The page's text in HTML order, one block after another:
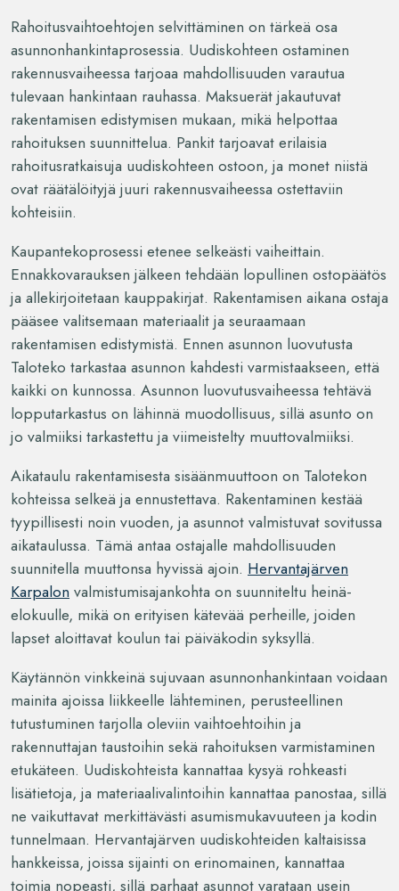
Rahoitusvaihtoehtojen selvittäminen on tärkeä osa
asunnonhankintaprosessia. Uudiskohteen ostaminen
rakennusvaiheessa tarjoaa mahdollisuuden varautua
tulevaan hankintaan rauhassa. Maksuerät jakautuvat
rakentamisen edistymisen mukaan, mikä helpottaa
rahoituksen suunnittelua. Pankit tarjoavat erilaisia
rahoitusratkaisuja uudiskohteen ostoon, ja monet niistä
ovat räätälöityjä juuri rakennusvaiheessa ostettaviin
kohteisiin.
Kaupantekoprosessi etenee selkeästi vaiheittain.
Ennakkovarauksen jälkeen tehdään lopullinen ostopäätös
ja allekirjoitetaan kauppakirjat. Rakentamisen aikana ostaja
pääsee valitsemaan materiaalit ja seuraamaan
rakentamisen edistymistä. Ennen asunnon luovutusta
Taloteko tarkastaa asunnon kahdesti varmistaakseen, että
kaikki on kunnossa. Asunnon luovutusvaiheessa tehtävä
lopputarkastus on lähinnä muodollisuus, sillä asunto on
jo valmiiksi tarkastettu ja viimeistelty muuttovalmiiksi.
Aikataulu rakentamisesta sisäänmuuttoon on Talotekon
kohteissa selkeä ja ennustettava. Rakentaminen kestää
tyypillisesti noin vuoden, ja asunnot valmistuvat sovitussa
aikataulussa. Tämä antaa ostajalle mahdollisuuden
suunnitella muuttonsa hyvissä ajoin. Hervantajärven
Karpalonvalmistumisajankohta on suunniteltu heinä-
elokuulle, mikä on erityisen kätevää perheille, joiden
lapset aloittavat koulun tai päiväkodin syksyllä.
Käytännön vinkkeinä sujuvaan asunnonhankintaan voidaan
mainita ajoissa liikkeelle lähteminen, perusteellinen
tutustuminen tarjolla oleviin vaihtoehtoihin ja
rakennuttajan taustoihin sekä rahoituksen varmistaminen
etukäteen. Uudiskohteista kannattaa kysyä rohkeasti
lisätietoja, ja materiaalivalintoihin kannattaa panostaa, sillä
ne vaikuttavat merkittävästi asumismukavuuteen ja kodin
tunnelmaan. Hervantajärven uudiskohteiden kaltaisissa
hankkeissa, joissa sijainti on erinomainen, kannattaa
toimia nopeasti, sillä parhaat asunnot varataan usein